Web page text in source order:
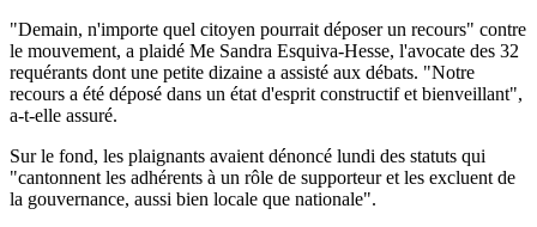
"Demain, n'importe quel citoyen pourrait déposer un recours" contre
le mouvement, a plaidé Me Sandra Esquiva-Hesse, l'avocate des 32
requérants dont une petite dizaine a assisté aux débats. "Notre
recours a été déposé dans un état d'esprit constructif et bienveillant",
a-t-elle assuré.
Sur le fond, les plaignants avaient dénoncé lundi des statuts qui
"cantonnent les adhérents à un rôle de supporteur et les excluent de
la gouvernance, aussi bien locale que nationale".